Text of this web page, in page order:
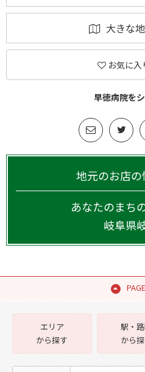
大きな
お気に
早徳病院を
地元のお店の
あなたのまち
岐阜県
エリア
から探す
駅・
から